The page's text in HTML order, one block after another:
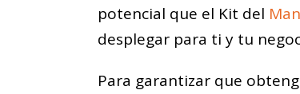
potencial que el Kit del
desplegar para ti y tu
Para garantizar que